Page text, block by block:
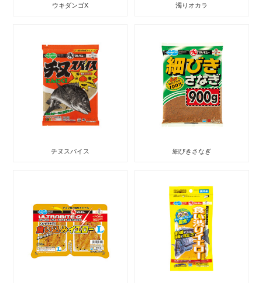
ウキダンゴX 濁りオカラ
チヌスパイス 細びきさなぎ